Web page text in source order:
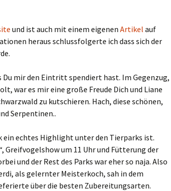
und ist auch mit einem eigenen Artikel auf
heraus schlussfolgerte ich dass sich der
Du mir den Eintritt spendiert hast. Im Gegenzug,
war es mir eine große Freude Dich und Liane
zu kutschieren. Hach, diese schönen,
Serpentinen..
ein echtes Highlight unter den Tierparks ist.
Greifvogelshow um 11 Uhr und Fütterung der
und der Rest des Parks war eher so naja. Also
als gelernter Meisterkoch, sah in dem
über die besten Zubereitungsarten.